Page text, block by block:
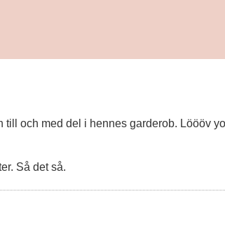
till och med del i hennes garderob. Löööv
Så det så.